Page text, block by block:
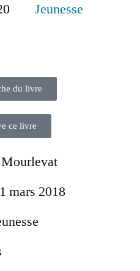
Jeunesse
du livre
ce livre
Mourlevat
mars 2018